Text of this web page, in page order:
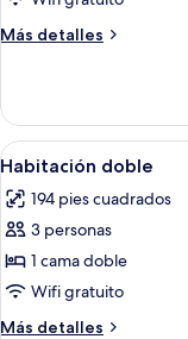
Deluxe,
Terraza
Más detalles
Más
Deluxe,
Terraza
Abrir
todas
las
fotos
de
Habitación
doble
8
Habitación doble
194 pies cuadrados
3 personas
1 cama doble
Wifi gratuito
Más detalles
Más